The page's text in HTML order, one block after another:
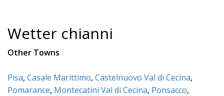
Wetter chianni
Other Towns
Pisa, Casale Marittimo, Castelnuovo Val di Cecina,
Pomarance, Montecatini Val di Cecina, Ponsacco,